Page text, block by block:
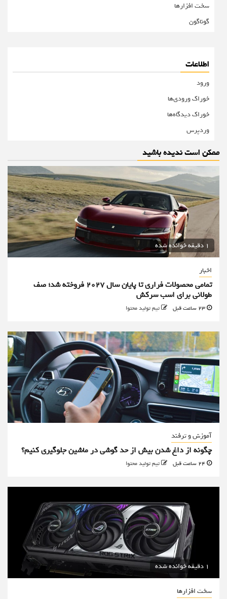
سخت افزارها
گوناگون
اطلاعات
ورود
خوراک ورودی‌ها
خوراک دیدگاه‌ها
وردپرس
ممکن است ندیده باشید
1 دقیقه خوانده شده
اخبار
تمامی محصولات فراری تا پایان سال ۲۰۲۷ فروخته شد؛ صف
طولانی برای اسب سرکش
تیم تولید محتوا
آموزش و ترفند
چگونه از داغ شدن بیش از حد گوشی در ماشین جلوگیری کنیم؟
تیم تولید محتوا
1 دقیقه خوانده شده
سخت افزارها